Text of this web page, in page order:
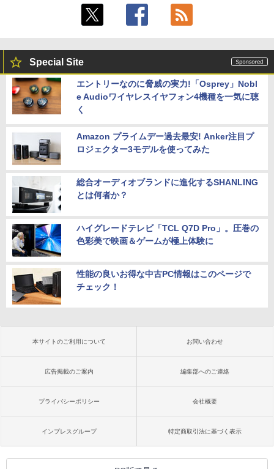
Special Site
エントリーなのに脅威の実力!「Osprey」Nobl
e Audioワイヤレスイヤフォン4機種を一気に聴
く
Amazon プライムデー過去最安! Anker注目プ
ロジェクター3モデルを使ってみた
総合オーディオブランドに進化するSHANLING
とは何者か？
ハイグレードテレビ「TCL Q7D Pro」。圧巻の
色彩美で映画＆ゲームが極上体験に
性能の良いお得な中古PC情報はこのページで
チェック！
本サイトのご利用について お問い合わせ
広告掲載のご案内 編集部へのご連絡
プライバシーポリシー 会社概要
インプレスグループ 特定商取引法に基づく表示